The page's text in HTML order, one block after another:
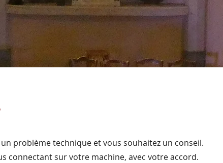
problème technique et vous souhaitez un conseil.
connectant sur votre machine, avec votre accord.